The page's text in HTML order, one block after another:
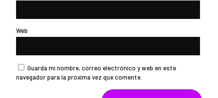
Web
Guarda mi nombre, correo electrónico y web en este
navegador para la próxima vez que comente.